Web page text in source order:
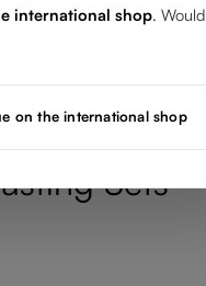
Sets
international shop . Would
on the international shop